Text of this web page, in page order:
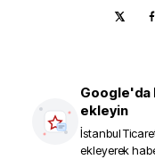
Google'da
ekleyin
İstanbul
ekleyerek